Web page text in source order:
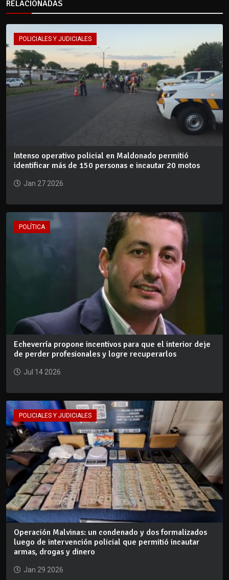
RELACIONADAS
POLICIALES Y JUDICIALES
Intenso operativo policial en Maldonado permitió
identificar más de 150 personas e incautar 20 motos
Jan 27 2026
POLÍTICA
Echeverría propone incentivos para que el interior deje
de perder profesionales y logre recuperarlos
Jul 14 2026
POLICIALES Y JUDICIALES
Operación Malvinas: un condenado y dos formalizados
luego de intervención policial que permitió incautar
armas, drogas y dinero
Jan 29 2026